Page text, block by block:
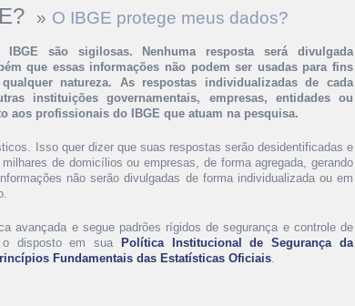
» O IBGE protege meus dados?
são sigilosas. Nenhuma resposta será divulgada
que essas informações não podem ser usadas para fins
natureza. As respostas individualizadas de cada
instituições governamentais, empresas, entidades ou
aos profissionais do IBGE que atuam na pesquisa.
Isso quer dizer que suas respostas serão desidentificadas e
de domicílios ou empresas, de forma agregada, gerando
não serão divulgadas de forma individualizada ou em
avançada e segue padrões rígidos de segurança e controle de
o disposto em sua
Política Institucional de Segurança da
Fundamentais das Estatísticas Oficiais.